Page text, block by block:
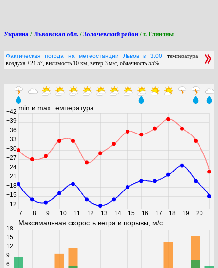
Украина / Львовская обл. / Золочевский район / г. Глиняны
Фактическая погода на метеостанции Львов в 3:00:температура
воздуха +21.5°, видимость 10 км, ветер 3 м/с, облачность 55%
min и max температура
7 8 9 10 11 12 13 14 15 16 17 18 19 20
+12
+15
+18
+21
+24
+27
+30
+33
+36
+39
+42
Максимальная скорость ветра и порывы, м/с
6
9
12
15
18